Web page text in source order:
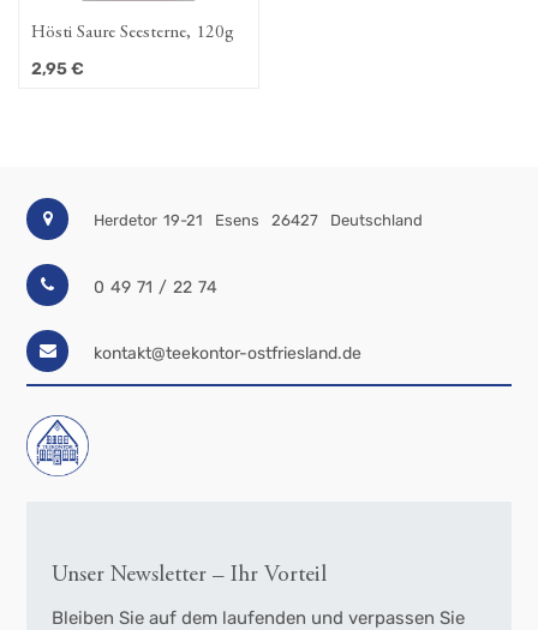
Hösti Saure Seesterne, 120g
2,95€
Herdetor 19-21 Esens 26427 Deutschland
0 49 71 / 22 74
kontakt@teekontor-ostfriesland.de
Unser Newsletter – Ihr Vorteil
Bleiben Sie auf dem laufenden und verpassen Sie